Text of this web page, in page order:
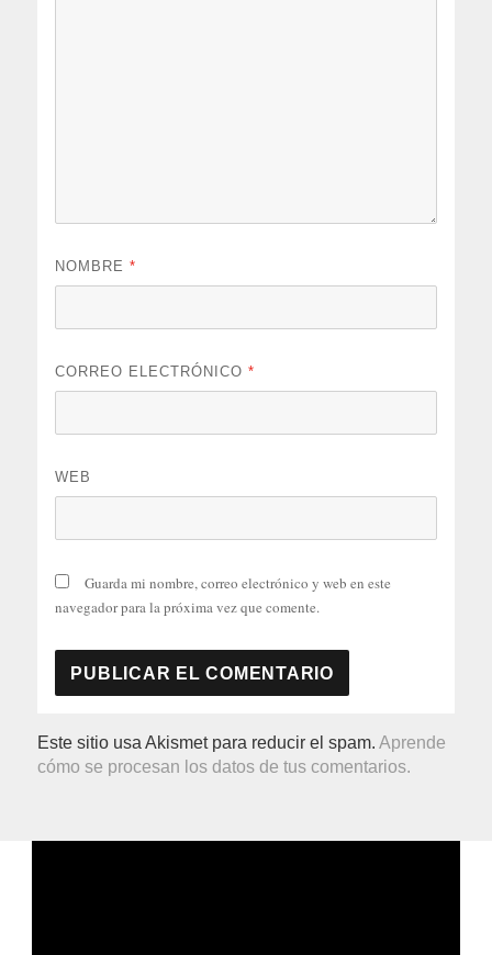
NOMBRE*
CORREO ELECTRÓNICO*
WEB
Guarda mi nombre, correo electrónico y web en este
navegador para la próxima vez que comente.
Este sitio usa Akismet para reducir el spam.Aprende
cómo se procesan los datos de tus comentarios.